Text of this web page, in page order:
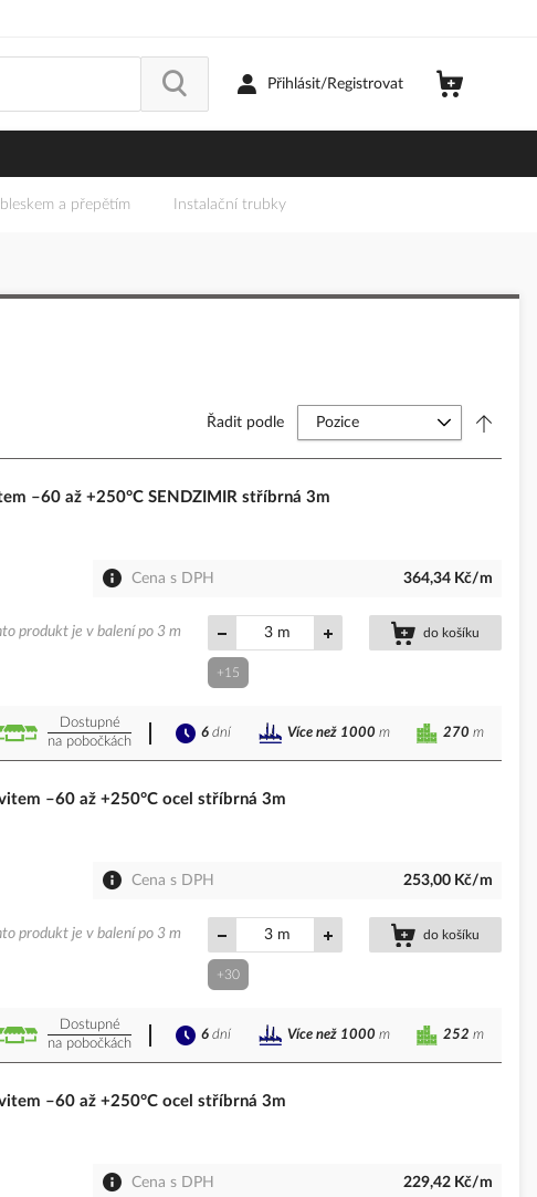
Přihlásit/Registrovat
a přepětím Instalační trubky
Řadit podle
–60 až +250°C SENDZIMIR stříbrná 3m
Cena s DPH 364,34 Kč/m
m do košíku
+15
produkt je v balení po 3 m
Dostupné
na pobočkách
270 m
6 dní Více než 1000 m
–60 až +250°C ocel stříbrná 3m
Cena s DPH 253,00 Kč/m
m do košíku
+30
produkt je v balení po 3 m
Dostupné
na pobočkách
252 m
6 dní Více než 1000 m
–60 až +250°C ocel stříbrná 3m
Cena s DPH 229,42 Kč/m